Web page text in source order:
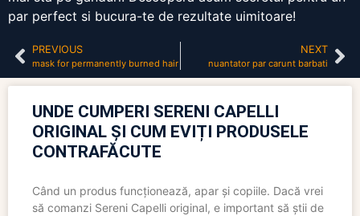
par perfect si bucura-te de rezultate uimitoare!
PREVIOUS
mask for permanently burned hair
NEXT
nuantator par carunt barbati
UNDE CUMPERI SERENI CAPELLI
ORIGINAL ȘI CUM EVIȚI PRODUSELE
CONTRAFĂCUTE
Când un produs funcționează, apar și copiile. Dacă vrei
să comanzi Sereni Capelli original, e important să știi de